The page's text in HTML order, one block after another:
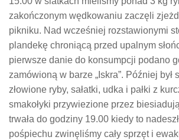
zakończonym wędkowaniu zaczęli
pikniku. Nad wcześniej rozstawionymi
plandekę chroniącą przed upalnym
pierwsze danie do konsumpcji podano
zamówioną w barze „Iskra”. Później był
złowione ryby, sałatki, udka i pałki z
smakołyki przywiezione przez
trwała do godziny 19.00 kiedy to
pośpiechu zwinęliśmy cały sprzęt i